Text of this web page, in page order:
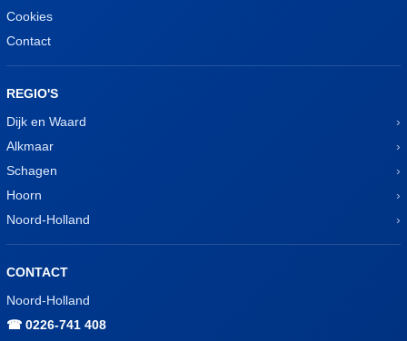
Cookies
Contact
REGIO'S
Dijk en Waard
Alkmaar
Schagen
Hoorn
Noord-Holland
CONTACT
Noord-Holland
☎ 0226-741 408